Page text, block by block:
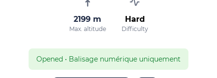
2199 m
Max. altitude
Hard
Difficulty
Opened • Balisage numérique uniquement